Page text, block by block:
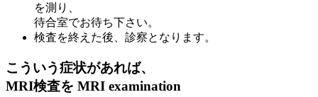
を測り、
待合室でお待ち下さい。
検査を終えた後、診察となります。
こういう症状があれば、
MRI検査を MRI examination